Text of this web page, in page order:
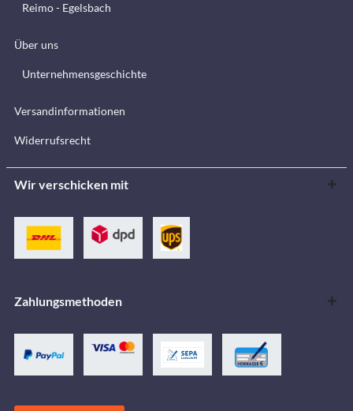
Reimo - Egelsbach
Über uns
Unternehmensgeschichte
Versandinformationen
Widerrufsrecht
Wir verschicken mit
Zahlungsmethoden